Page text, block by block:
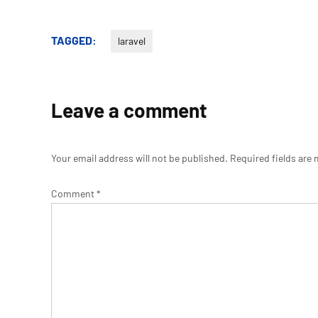
TAGGED: laravel
Leave a comment
Your email address will not be published. Required fields are
Comment*